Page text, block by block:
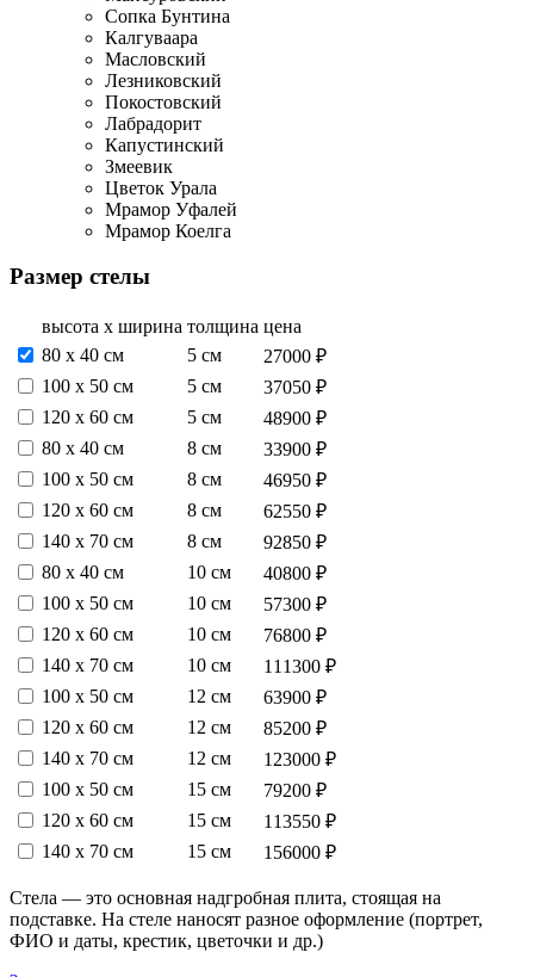
Сопка Бунтина
Калгуваара
Масловский
Лезниковский
Покостовский
Лабрадорит
Капустинский
Змеевик
Цветок Урала
Мрамор Уфалей
Мрамор Коелга
Размер стелы
высота х ширина толщина цена
80 х 40 см
5 см
27000 ₽
100 х 50 см
5 см
37050 ₽
120 х 60 см
5 см
48900 ₽
80 х 40 см
8 см
33900 ₽
100 х 50 см
8 см
46950 ₽
120 х 60 см
8 см
62550 ₽
140 х 70 см
8 см
92850 ₽
80 х 40 см
10 см
40800 ₽
100 х 50 см
10 см
57300 ₽
120 х 60 см
10 см
76800 ₽
140 х 70 см
10 см
111300 ₽
100 х 50 см
12 см
63900 ₽
120 х 60 см
12 см
85200 ₽
140 х 70 см
12 см
123000 ₽
100 х 50 см
15 см
79200 ₽
120 х 60 см
15 см
113550 ₽
140 х 70 см
15 см 156000 ₽
Стела — это основная надгробная плита, стоящая на
подставке. На стеле наносят разное оформление (портрет,
ФИО и даты, крестик, цветочки и др.)